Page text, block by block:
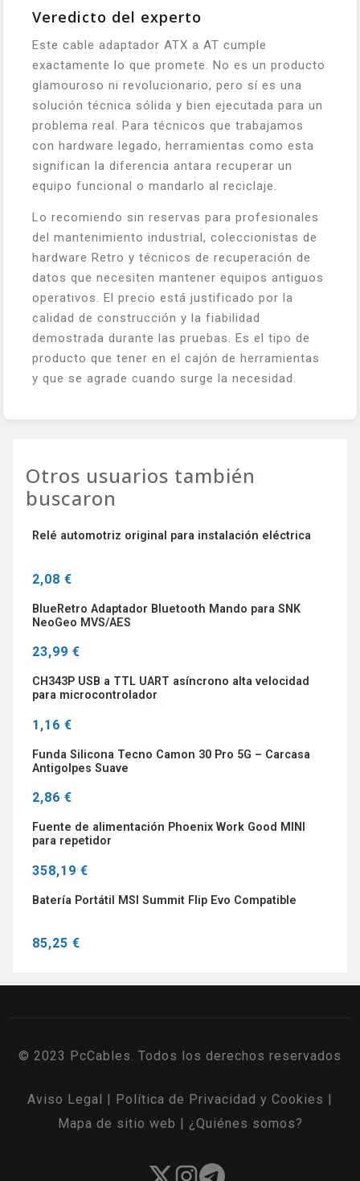
Veredicto del experto
Este cable adaptador ATX a AT cumple
exactamente lo que promete. No es un producto
glamouroso ni revolucionario, pero sí es una
solución técnica sólida y bien ejecutada para un
problema real. Para técnicos que trabajamos
con hardware legado, herramientas como esta
significan la diferencia antara recuperar un
equipo funcional o mandarlo al reciclaje.
Lo recomiendo sin reservas para profesionales
del mantenimiento industrial, coleccionistas de
hardware Retro y técnicos de recuperación de
datos que necesiten mantener equipos antiguos
operativos. El precio está justificado por la
calidad de construcción y la fiabilidad
demostrada durante las pruebas. Es el tipo de
producto que tener en el cajón de herramientas
y que se agrade cuando surge la necesidad.
Otros usuarios también
buscaron
Relé automotriz original para instalación eléctrica
2,08 €
BlueRetro Adaptador Bluetooth Mando para SNK
NeoGeo MVS/AES
23,99 €
CH343P USB a TTL UART asíncrono alta velocidad
para microcontrolador
1,16 €
Funda Silicona Tecno Camon 30 Pro 5G – Carcasa
Antigolpes Suave
2,86 €
Fuente de alimentación Phoenix Work Good MINI
para repetidor
358,19 €
Batería Portátil MSI Summit Flip Evo Compatible
85,25 €
© 2023 PcCables. Todos los derechos reservados
Aviso Legal Política de Privacidad y Cookies
Mapa de sitio web
¿Quiénes somos?